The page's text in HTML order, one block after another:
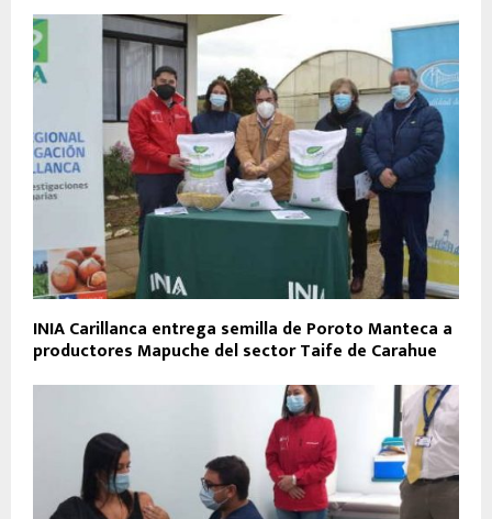
INIA Carillanca entrega semilla de Poroto Manteca a
productores Mapuche del sector Taife de Carahue